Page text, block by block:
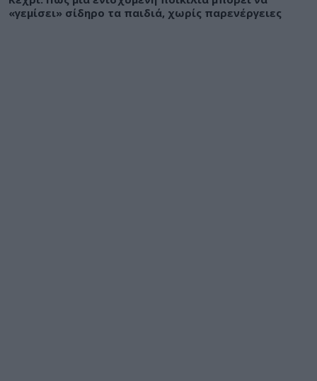
«γεμίσει» σίδηρο τα παιδιά, χωρίς παρενέργειες